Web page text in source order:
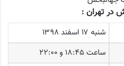
در تهران :
شنبه ۱۷ اسفند ۱۳۹۸
ساعت ۱۸:۴۵ و ۲۲:۰۰